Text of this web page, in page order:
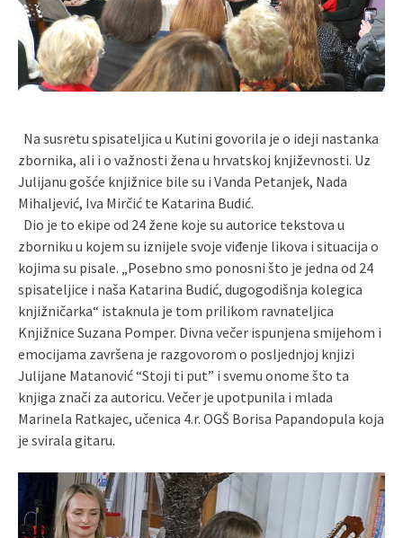
Na susretu spisateljica u Kutini govorila je o ideji nastanka
zbornika, ali i o važnosti žena u hrvatskoj književnosti. Uz
Julijanu gošće knjižnice bile su i Vanda Petanjek, Nada
Mihaljević, Iva Mirčić te Katarina Budić.
Dio je to ekipe od 24 žene koje su autorice tekstova u
zborniku u kojem su iznijele svoje viđenje likova i situacija o
kojima su pisale. „Posebno smo ponosni što je jedna od 24
spisateljice i naša Katarina Budić, dugogodišnja kolegica
knjižničarka“ istaknula je tom prilikom ravnateljica
Knjižnice Suzana Pomper. Divna večer ispunjena smijehom i
emocijama završena je razgovorom o posljednjoj knjizi
Julijane Matanović “Stoji ti put” i svemu onome što ta
knjiga znači za autoricu. Večer je upotpunila i mlada
Marinela Ratkajec, učenica 4.r. OGŠ Borisa Papandopula koja
je svirala gitaru.